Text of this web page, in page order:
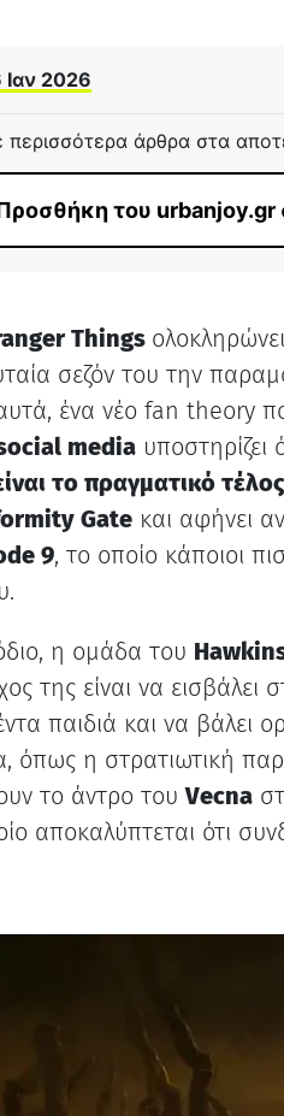
Ιαν 2026
άρθρα στα
του urbanjoy.gr
Things
σεζόν του την
ένα νέο fan theory
mediaυποστηρίζει
το πραγματικό τέλος
Gateκαι αφήνει
9, το οποίο κάποιοι
η ομάδα του
της είναι να εισβάλει
παιδιά και να βάλει
όπως η στρατιωτική
το άντρο τουVecna
αποκαλύπτεται ότι